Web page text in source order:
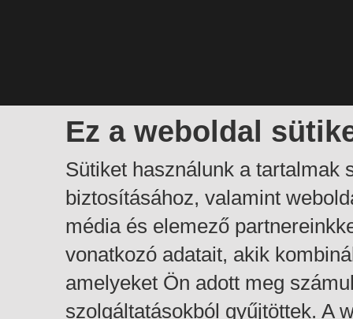
Ez a weboldal
Sütiket használunk a tartalmak
biztosításához, valamint
média és elemező
vonatkozó adatait, akik
amelyeket Ön adott meg
szolgáltatásokból gyűjtöttek. A